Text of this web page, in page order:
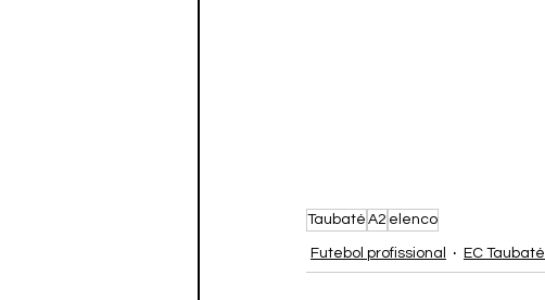
Taubaté A2 elenco
Futebol profissional EC Taubaté